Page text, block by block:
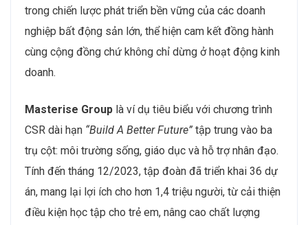
trong chiến lược phát triển bền vững của các doanh
nghiệp bất động sản lớn, thể hiện cam kết đồng hành
cùng cộng đồng chứ không chỉ dừng ở hoạt động kinh
doanh.
Masterise Group là ví dụ tiêu biểu với chương trình
CSR dài hạn “Build A Better Future” tập trung vào ba
trụ cột: môi trường sống, giáo dục và hỗ trợ nhân đạo.
Tính đến tháng 12/2023, tập đoàn đã triển khai 36 dự
án, mang lại lợi ích cho hơn 1,4 triệu người, từ cải thiện
điều kiện học tập cho trẻ em, nâng cao chất lượng